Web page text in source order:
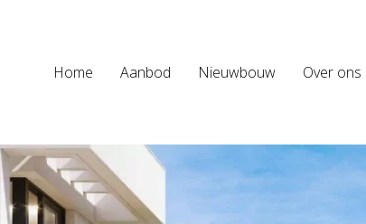
Home Aanbod Nieuwbouw Over ons